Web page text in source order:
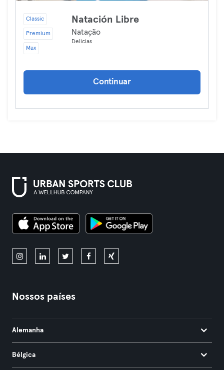
Classic
Premium
Max
Natación Libre
Natação
Delicias
Continuar
Nossos países
Alemanha
Bélgica